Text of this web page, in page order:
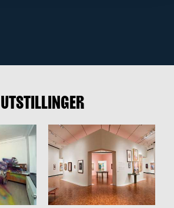
UTSTILLINGER